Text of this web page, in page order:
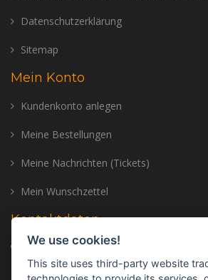
Datenschutzerklärung
Sitemap
Mein Konto
Kundenkonto anlegen
Meine Bestellungen
Meine Nachrichten (Tickets)
Mein Wunschzettel
Kontaktdaten
Adresse: Trailer Center GmbH,
Gebelkofen, GERMANY
We use cookies!
This site uses third-party website